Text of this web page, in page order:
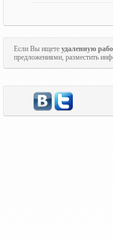
Если Вы ищете удаленную
предложениями, разместить